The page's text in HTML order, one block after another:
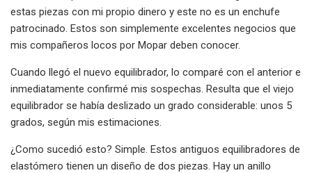
estas piezas con mi propio dinero y este no es un enchufe
patrocinado. Estos son simplemente excelentes negocios que
mis compañeros locos por Mopar deben conocer.
Cuando llegó el nuevo equilibrador, lo comparé con el anterior e
inmediatamente confirmé mis sospechas. Resulta que el viejo
equilibrador se había deslizado un grado considerable: unos 5
grados, según mis estimaciones.
¿Como sucedió esto? Simple. Estos antiguos equilibradores de
elastómero tienen un diseño de dos piezas. Hay un anillo